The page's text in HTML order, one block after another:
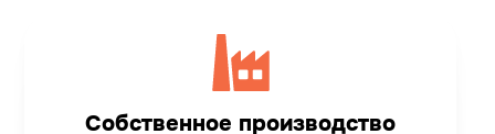
Собственное производство